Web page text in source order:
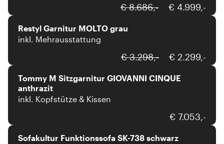
€ 8.686,- € 4.999,-
Restyl
Restyl Garnitur MOLTO grau
inkl. Mehrausstattung
€ 3.298,- € 2.299,-
tommy-m
Tommy M Sitzgarnitur GIOVANNI CINQUE
anthrazit
inkl. Kopfstütze & Kissen
€ 7.053,-
Sofakultur
Sofakultur Funktionssofa SK-738 schwarz